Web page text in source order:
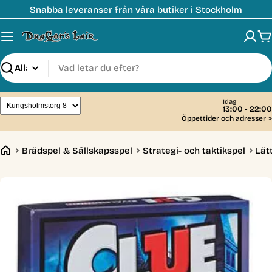
till
innehåll
Snabba leveranser från våra butiker i Stockholm
Sök
Idag
13:00 - 22:00
Öppettider och adresser >
Brädspel & Sällskapsspel Strategi- och taktikspel